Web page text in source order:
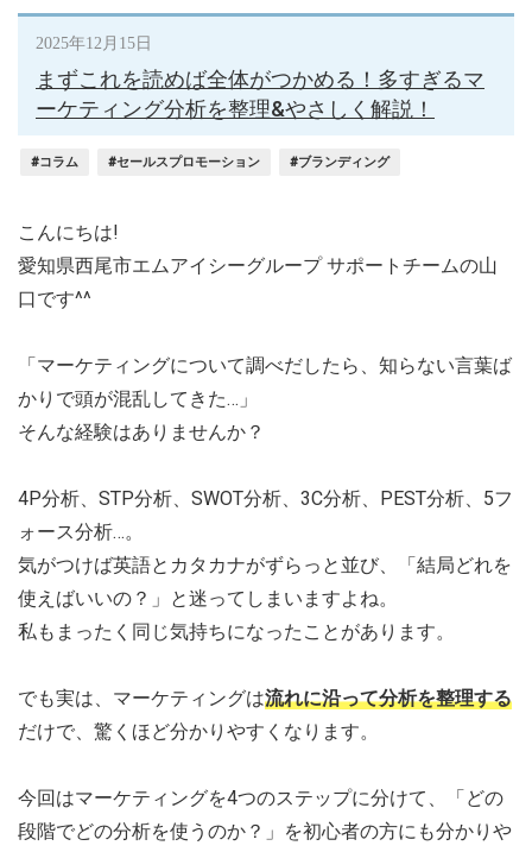
2025年12月15日
まずこれを読めば全体がつかめる！多すぎるマ
ーケティング分析を整理&やさしく解説！
#コラム #セールスプロモーション #ブランディング
こんにちは!
愛知県西尾市エムアイシーグループ サポートチームの山
口です^^
「マーケティングについて調べだしたら、知らない言葉ば
かりで頭が混乱してきた…」
そんな経験はありませんか？
4P分析、STP分析、SWOT分析、3C分析、PEST分析、5フ
ォース分析…。
気がつけば英語とカタカナがずらっと並び、「結局どれを
使えばいいの？」と迷ってしまいますよね。
私もまったく同じ気持ちになったことがあります。
でも実は、マーケティングは流れに沿って分析を整理する
だけで、驚くほど分かりやすくなります。
今回はマーケティングを4つのステップに分けて、「どの
段階でどの分析を使うのか？」を初心者の方にも分かりや